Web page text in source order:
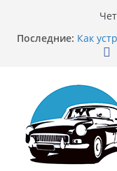
содержимому
Последние: Как
и кому
почему
или